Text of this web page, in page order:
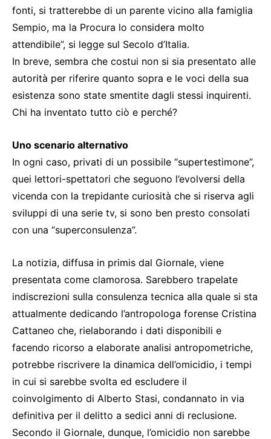
fonti, si tratterebbe di un parente vicino alla famiglia
Sempio, ma la Procura lo considera molto
attendibile”, si legge sul Secolo d’Italia.
In breve, sembra che costui non si sia presentato alle
autorità per riferire quanto sopra e le voci della sua
esistenza sono state smentite dagli stessi inquirenti.
Chi ha inventato tutto ciò e perché?
Uno scenario alternativo
In ogni caso, privati di un possibile “supertestimone”,
quei lettori-spettatori che seguono l’evolversi della
vicenda con la trepidante curiosità che si riserva agli
sviluppi di una serie tv, si sono ben presto consolati
con una “superconsulenza”.
La notizia, diffusa in primis dal Giornale, viene
presentata come clamorosa. Sarebbero trapelate
indiscrezioni sulla consulenza tecnica alla quale si sta
attualmente dedicando l’antropologa forense Cristina
Cattaneo che, rielaborando i dati disponibili e
facendo ricorso a elaborate analisi antropometriche,
potrebbe riscrivere la dinamica dell’omicidio, i tempi
in cui si sarebbe svolta ed escludere il
coinvolgimento di Alberto Stasi, condannato in via
definitiva per il delitto a sedici anni di reclusione.
Secondo il Giornale, dunque, l’omicidio non sarebbe